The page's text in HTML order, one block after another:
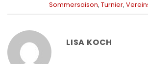
Sommersaison, Turnier,
LISA KOCH